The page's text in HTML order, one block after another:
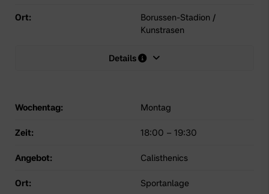
Ort:
Borussen-Stadion /
Kunstrasen
Details
Wochentag: Montag
Zeit: 18:00 – 19:30
Angebot: Calisthenics
Ort: Sportanlage